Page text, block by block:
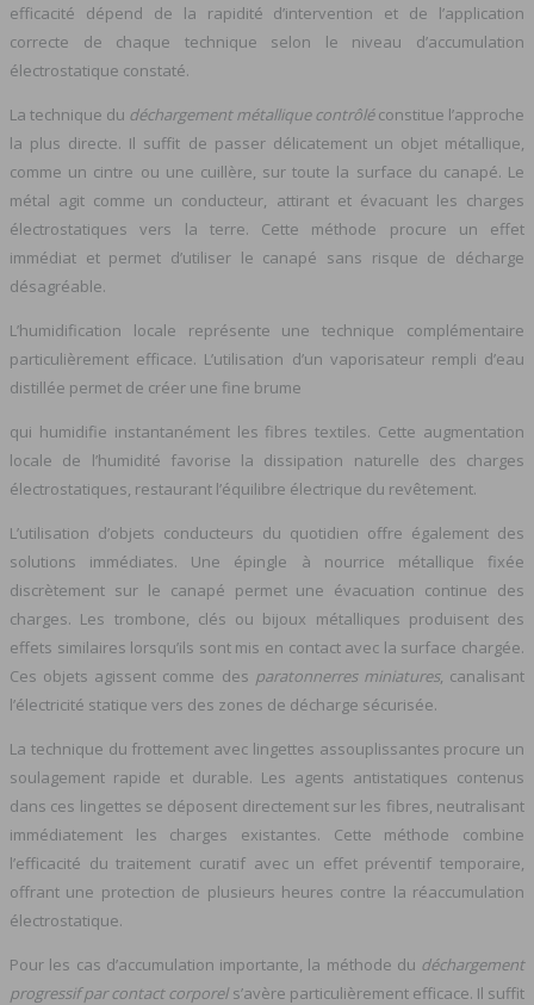
efficacité dépend de la rapidité d’intervention et de l’application
correcte de chaque technique selon le niveau d’accumulation
électrostatique constaté.
La technique du déchargement métallique contrôléconstitue l’approche
la plus directe. Il suffit de passer délicatement un objet métallique,
comme un cintre ou une cuillère, sur toute la surface du canapé. Le
métal agit comme un conducteur, attirant et évacuant les charges
électrostatiques vers la terre. Cette méthode procure un effet
immédiat et permet d’utiliser le canapé sans risque de décharge
désagréable.
L’humidification locale représente une technique complémentaire
particulièrement efficace. L’utilisation d’un vaporisateur rempli d’eau
distillée permet de créer une fine brume
qui humidifie instantanément les fibres textiles. Cette augmentation
locale de l’humidité favorise la dissipation naturelle des charges
électrostatiques, restaurant l’équilibre électrique du revêtement.
L’utilisation d’objets conducteurs du quotidien offre également des
solutions immédiates. Une épingle à nourrice métallique fixée
discrètement sur le canapé permet une évacuation continue des
charges. Les trombone, clés ou bijoux métalliques produisent des
effets similaires lorsqu’ils sont mis en contact avec la surface chargée.
Ces objets agissent comme des paratonnerres miniatures, canalisant
l’électricité statique vers des zones de décharge sécurisée.
La technique du frottement avec lingettes assouplissantes procure un
soulagement rapide et durable. Les agents antistatiques contenus
dans ces lingettes se déposent directement sur les fibres, neutralisant
immédiatement les charges existantes. Cette méthode combine
l’efficacité du traitement curatif avec un effet préventif temporaire,
offrant une protection de plusieurs heures contre la réaccumulation
électrostatique.
Pour les cas d’accumulation importante, la méthode du déchargement
progressif par contact corporels’avère particulièrement efficace. Il suffit